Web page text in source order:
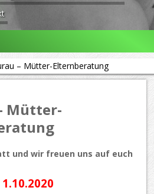
– Mütter-Elternberatung
Mütter-
und wir freuen uns auf euch